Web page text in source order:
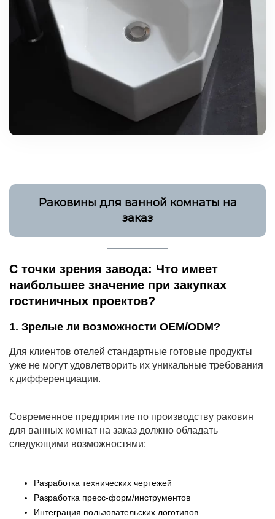
Раковины для ванной комнаты на
заказ
С точки зрения завода: Что имеет
наибольшее значение при закупках
гостиничных проектов?
1. Зрелые ли возможности OEM/ODM?
Для клиентов отелей стандартные готовые продукты
уже не могут удовлетворить их уникальные требования
к дифференциации.
Современное предприятие по производству раковин
для ванных комнат на заказ должно обладать
следующими возможностями:
Разработка технических чертежей
Разработка пресс-форм/инструментов
Интеграция пользовательских логотипов